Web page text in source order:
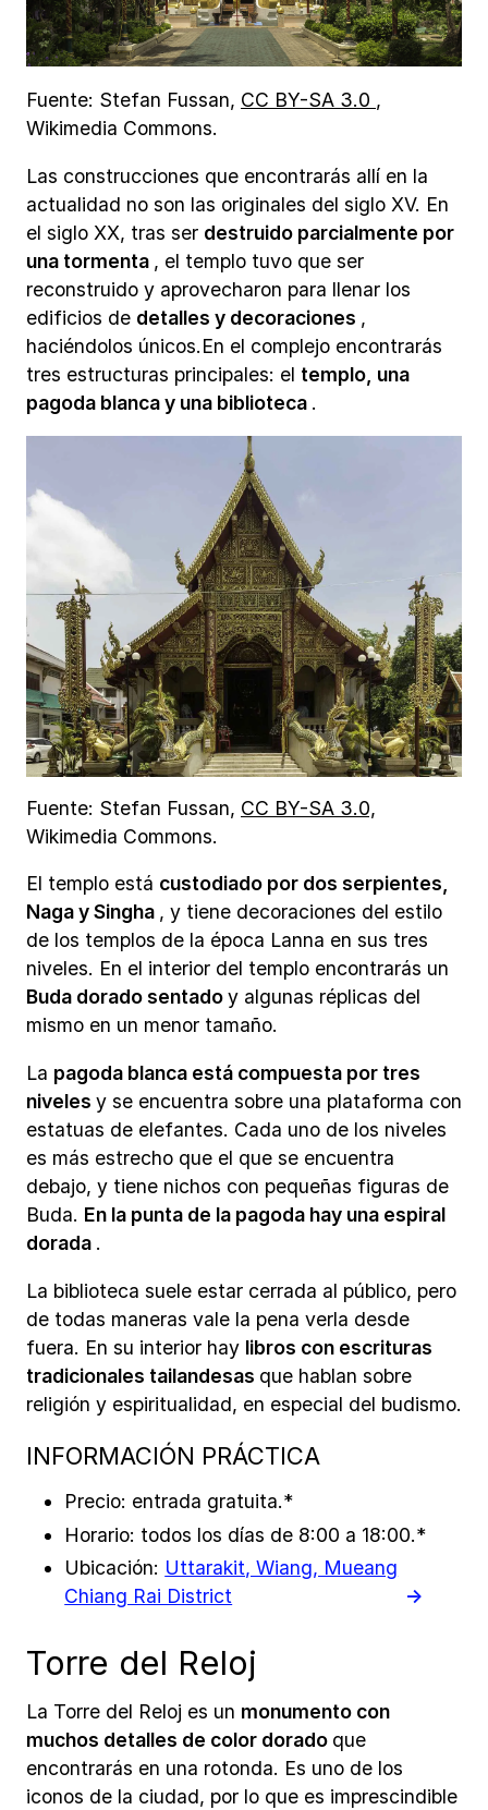
Fuente: Stefan Fussan, CC BY-SA 3.0 ,
Wikimedia Commons.
Las construcciones que encontrarás allí en la
actualidad no son las originales del siglo XV. En
el siglo XX, tras ser destruido parcialmente por
una tormenta , el templo tuvo que ser
reconstruido y aprovecharon para llenar los
edificios de detalles y decoraciones ,
haciéndolos únicos.En el complejo encontrarás
tres estructuras principales: el templo, una
pagoda blanca y una biblioteca .
Fuente: Stefan Fussan, CC BY-SA 3.0,
Wikimedia Commons.
El templo está custodiado por dos serpientes,
Naga y Singha , y tiene decoraciones del estilo
de los templos de la época Lanna en sus tres
niveles. En el interior del templo encontrarás un
Buda dorado sentadoy algunas réplicas del
mismo en un menor tamaño.
La pagoda blanca está compuesta por tres
niveles y se encuentra sobre una plataforma con
estatuas de elefantes. Cada uno de los niveles
es más estrecho que el que se encuentra
debajo, y tiene nichos con pequeñas figuras de
Buda. En la punta de la pagoda hay una espiral
dorada .
La biblioteca suele estar cerrada al público, pero
de todas maneras vale la pena verla desde
fuera. En su interior hay libros con escrituras
tradicionales tailandesas que hablan sobre
religión y espiritualidad, en especial del budismo.
INFORMACIÓN PRÁCTICA
Precio: entrada gratuita.*
Horario: todos los días de 8:00 a 18:00.*
Ubicación: Uttarakit, Wiang, Mueang
Chiang Rai District
Torre del Reloj
La Torre del Reloj es un monumento con
muchos detalles de color dorado que
encontrarás en una rotonda. Es uno de los
iconos de la ciudad, por lo que es imprescindible